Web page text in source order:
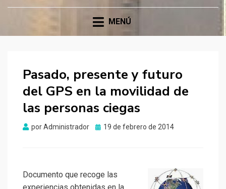
MENÚ
Pasado, presente y futuro
del GPS en la movilidad de
las personas ciegas
porAdministrador
Publicado
19 de febrero de 2014
Documento que recoge las